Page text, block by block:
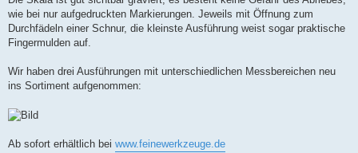
wie bei nur aufgedruckten Markierungen. Jeweils mit Öffnung zum
Durchfädeln einer Schnur, die kleinste Ausführung weist sogar praktische
Fingermulden auf.
Wir haben drei Ausführungen mit unterschiedlichen Messbereichen neu
ins Sortiment aufgenommen:
Ab sofort erhältlich bei www.feinewerkzeuge.de